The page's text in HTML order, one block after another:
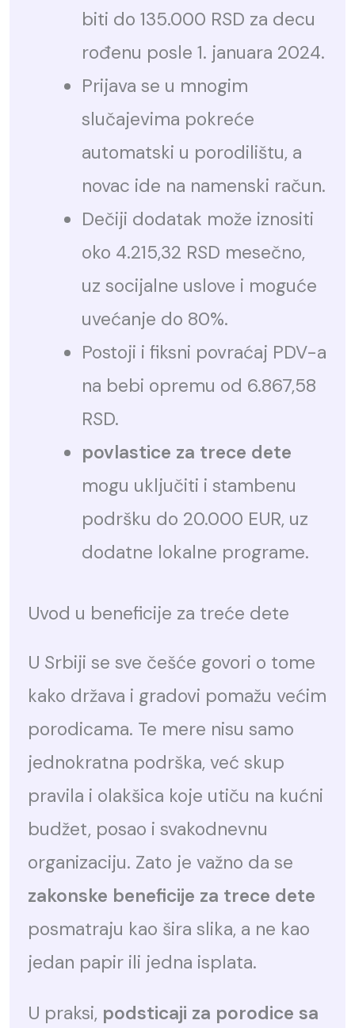
biti do 135.000 RSD za decu
rođenu posle 1. januara 2024.
Prijava se u mnogim
slučajevima pokreće
automatski u porodilištu, a
novac ide na namenski račun.
Dečiji dodatak može iznositi
oko 4.215,32 RSD mesečno,
uz socijalne uslove i moguće
uvećanje do 80%.
Postoji i fiksni povraćaj PDV-a
na bebi opremu od 6.867,58
RSD.
povlastice za trece dete
mogu uključiti i stambenu
podršku do 20.000 EUR, uz
dodatne lokalne programe.
Uvod u beneficije za treće dete
U Srbiji se sve češće govori o tome
kako država i gradovi pomažu većim
porodicama. Te mere nisu samo
jednokratna podrška, već skup
pravila i olakšica koje utiču na kućni
budžet, posao i svakodnevnu
organizaciju. Zato je važno da se
zakonske beneficije za trece dete
posmatraju kao šira slika, a ne kao
jedan papir ili jedna isplata.
U praksi, podsticaji za porodice sa